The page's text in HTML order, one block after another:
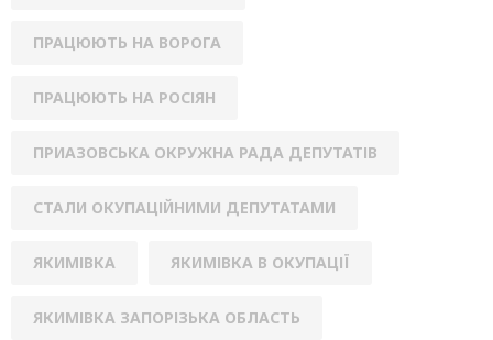
ПРАЦЮЮТЬ НА ВОРОГА
ПРАЦЮЮТЬ НА РОСІЯН
ПРИАЗОВСЬКА ОКРУЖНА РАДА ДЕПУТАТІВ
СТАЛИ ОКУПАЦІЙНИМИ ДЕПУТАТАМИ
ЯКИМІВКА ЯКИМІВКА В ОКУПАЦІЇ
ЯКИМІВКА ЗАПОРІЗЬКА ОБЛАСТЬ